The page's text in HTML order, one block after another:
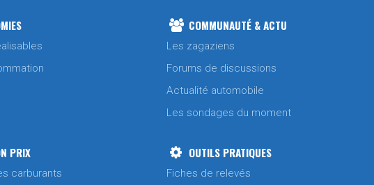
COMMUNAUTÉ & ACTU
Les zagaziens
Forums de discussions
Actualité automobile
Les sondages du moment
PRIX
carburants
OUTILS PRATIQUES
Fiches de relevés